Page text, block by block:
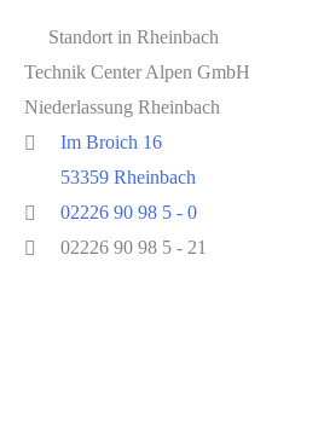
Standort in Rheinbach
Technik Center Alpen GmbH
Niederlassung Rheinbach
Im Broich 16
53359 Rheinbach
02226 90 98 5 - 0
02226 90 98 5 - 21